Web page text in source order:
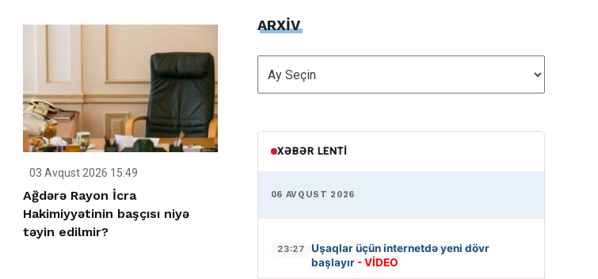
03 Avqust 2026 15:49
Ağdərə Rayon İcra
Hakimiyyətinin başçısı niyə
təyin edilmir?
ARXİV
ARXİV
XƏBƏR LENTI
06 AVQUST 2026
23:27
Uşaqlar üçün internetdə yeni dövr
başlayır - VİDEO